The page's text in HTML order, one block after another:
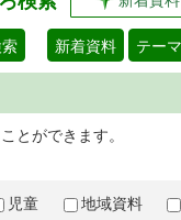
新着資料 テー
とができます。
児童
地域資料